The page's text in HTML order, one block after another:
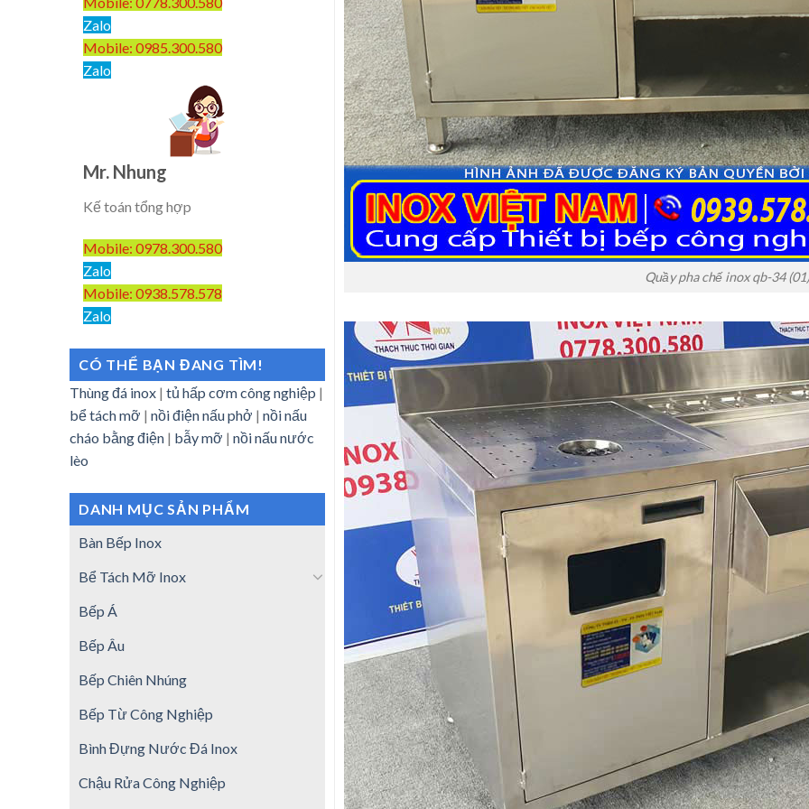
Zalo
Mobile: 0985.300.580
Zalo
Mr. Nhung
Kế toán tổng hợp
Mobile: 0978.300.580
Zalo
Mobile: 0938.578.578
Zalo
CÓ THỂ BẠN ĐANG TÌM!
Thùng đá inox | tủ hấp cơm công nghiệp |
bể tách mỡ | nồi điện nấu phở | nồi nấu
cháo bằng điện | bẫy mỡ | nồi nấu nước
lèo
DANH MỤC SẢN PHẨM
Bàn Bếp Inox
Bể Tách Mỡ Inox
Bếp Á
Bếp Âu
Bếp Chiên Nhúng
Bếp Từ Công Nghiệp
Bình Đựng Nước Đá Inox
Chậu Rửa Công Nghiệp
Quầy pha chế inox qb-34 (01)